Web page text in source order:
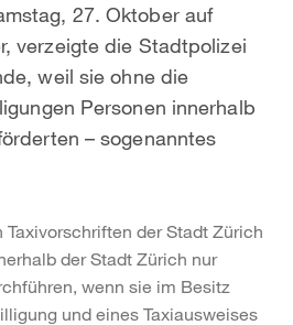
27. Oktober auf
verzeigte die Stadtpolizei
weil sie ohne die
Personen innerhalb
– sogenanntes
der Stadt Zürich
der Stadt Zürich nur
wenn sie im Besitz
und eines Taxiausweises